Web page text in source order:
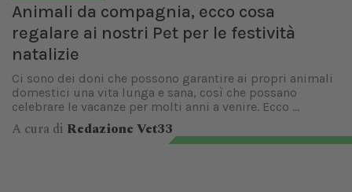
Animali da compagnia, ecco cosa
regalare ai nostri Pet per le festività
natalizie
Ci sono dei doni che possono garantire ai propri animali
domestici una vita lunga e sana, così che possano
celebrare le vacanze per molti anni a venire. Ecco ...
A cura di Redazione Vet33